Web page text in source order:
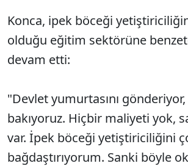
Konca, ipek böceği
olduğu eğitim sektörüne
devam etti:
"Devlet yumurtasını
bakıyoruz. Hiçbir maliyeti yok,
var. İpek böceği yetiştiriciliğini
bağdaştırıyorum. Sanki böyle